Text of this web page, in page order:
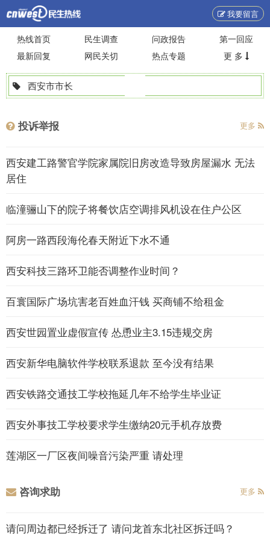
我要留言
热线首页 民生调查 问政报告
第一回应
最新回复
网民关切 热点专题 更 多
西安市市长
投诉举报 更多
西安建工路警官学院家属院旧房改造导致房屋漏水 无法
居住
临潼骊山下的院子将餐饮店空调排风机设在住户公区
阿房一路西段海伦春天附近下水不通
西安科技三路环卫能否调整作业时间？
百寰国际广场坑害老百姓血汗钱 买商铺不给租金
西安世园置业虚假宣传 怂恿业主3.15违规交房
西安新华电脑软件学校联系退款 至今没有结果
西安铁路交通技工学校拖延几年不给学生毕业证
西安外事技工学校要求学生缴纳20元手机存放费
莲湖区一厂区夜间噪音污染严重 请处理
咨询求助 更多
请问周边都已经拆迁了 请问龙首东北社区拆迁吗？